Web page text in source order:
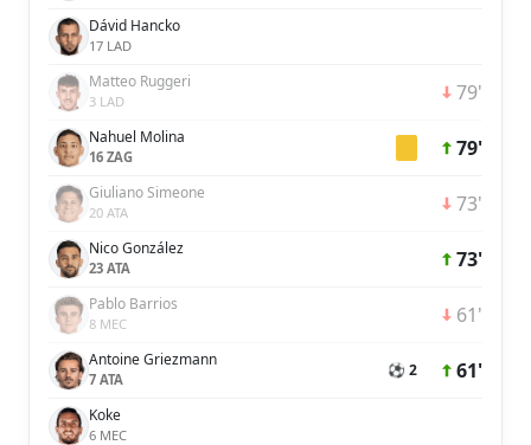
Dávid Hancko
17 LAD
Matteo Ruggeri
3 LAD 79'
Nahuel Molina
16 ZAG 79'
Giuliano Simeone
20 ATA 73'
Nico González
23 ATA 73'
Pablo Barrios
8 MEC 61'
Antoine Griezmann
7 ATA ⚽ 2 61'
Koke
6 MEC